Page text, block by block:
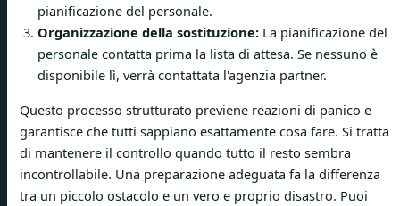
pianificazione del personale.
Organizzazione della sostituzione: La pianificazione del
personale contatta prima la lista di attesa. Se nessuno è
disponibile lì, verrà contattata l'agenzia partner.
Questo processo strutturato previene reazioni di panico e
garantisce che tutti sappiano esattamente cosa fare. Si tratta
di mantenere il controllo quando tutto il resto sembra
incontrollabile. Una preparazione adeguata fa la differenza
tra un piccolo ostacolo e un vero e proprio disastro. Puoi